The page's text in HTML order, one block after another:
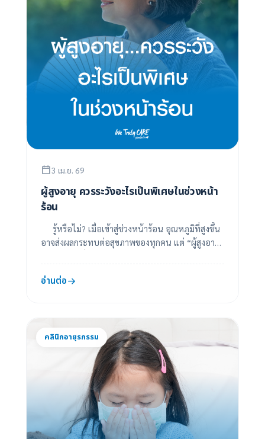
3 เม.ย. 69
ผู้สูงอายุ ควรระวังอะไรเป็นพิเศษในช่วงหน้า
ร้อน
รู้หรือไม่? เมื่อเข้าสู่ช่วงหน้าร้อน อุณหภูมิที่สูงขึ้น
อาจส่งผลกระทบต่อสุขภาพของทุกคน แต่ “ผู้สูงอายุ”
อ่านต่อ
คลินิกอายุรกรรม